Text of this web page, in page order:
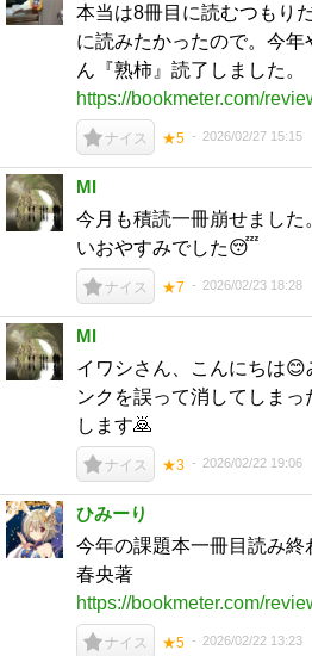
本当は8冊目に読むつもり
に読みたかったので。今年
ん『熟柿』読了しました
https://bookmeter.com/
ナイス ★5 2026/02/27 15:15
MI
今月も積読一冊崩せまし
いおやすみでした😴
ナイス ★7 2026/02/23 18:28
MI
イワシさん、こんにちは😊
ンクを誤って消してしま
します🙇
ナイス ★3 2026/02/22 19:06
ひみーり
今年の課題本一冊目読み
春央著
https://bookmeter.com/
ナイス ★5 2026/02/22 13:23